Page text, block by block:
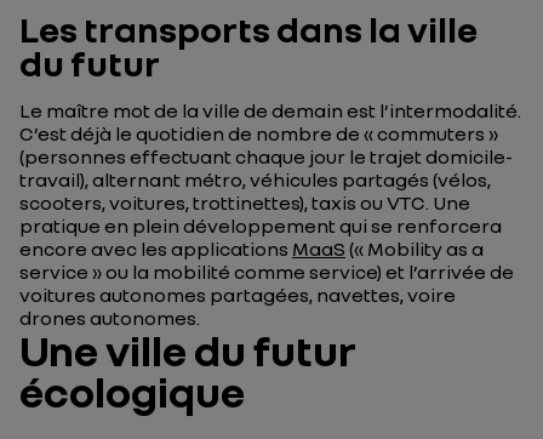
Les transports dans la ville
du futur
Le maître mot de la ville de demain est l’intermodalité.
C’est déjà le quotidien de nombre de « commuters »
(personnes effectuant chaque jour le trajet domicile-
travail), alternant métro, véhicules partagés (vélos,
scooters, voitures, trottinettes), taxis ou VTC. Une
pratique en plein développement qui se renforcera
encore avec les applications MaaS (« Mobility as a
service » ou la mobilité comme service) et l’arrivée de
voitures autonomes partagées, navettes, voire
drones autonomes.
Une ville du futur
écologique